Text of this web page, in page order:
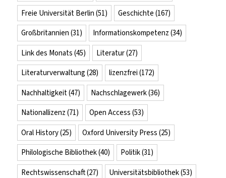
Freie Universität Berlin (51) Geschichte (167)
Großbritannien (31) Informationskompetenz (34)
Link des Monats (45) Literatur(27)
Literaturverwaltung (28) lizenzfrei (172)
Nachhaltigkeit(47) Nachschlagewerk(36)
Nationallizenz (71) Open Access (53)
Oral History(25) Oxford University Press (25)
Philologische Bibliothek(40) Politik(31)
Rechtswissenschaft(27) Universitätsbibliothek(53)